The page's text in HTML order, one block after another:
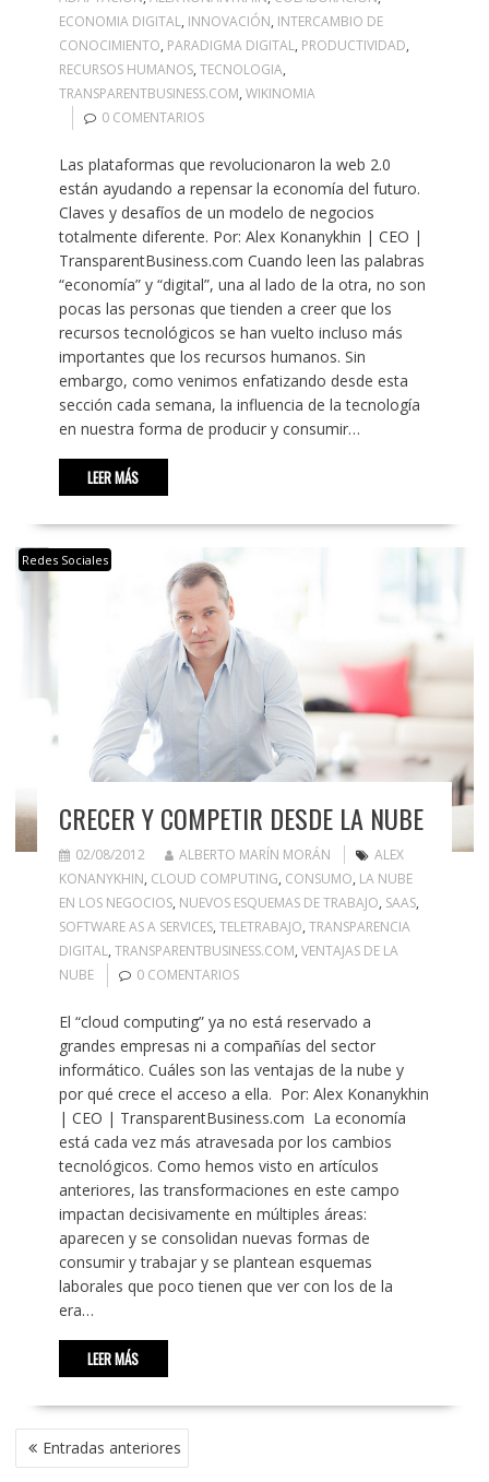
ECONOMIA DIGITAL, INNOVACIÓN, INTERCAMBIO DE
CONOCIMIENTO, PARADIGMA DIGITAL, PRODUCTIVIDAD,
RECURSOS HUMANOS, TECNOLOGIA,
TRANSPARENTBUSINESS.COM, WIKINOMIA
0 COMENTARIOS
Las plataformas que revolucionaron la web 2.0
están ayudando a repensar la economía del futuro.
Claves y desafíos de un modelo de negocios
totalmente diferente. Por: Alex Konanykhin | CEO |
TransparentBusiness.com Cuando leen las palabras
“economía” y “digital”, una al lado de la otra, no son
pocas las personas que tienden a creer que los
recursos tecnológicos se han vuelto incluso más
importantes que los recursos humanos. Sin
embargo, como venimos enfatizando desde esta
sección cada semana, la influencia de la tecnología
en nuestra forma de producir y consumir…
LEER MÁS
Redes Sociales
CRECER Y COMPETIR DESDE LA NUBE
02/08/2012 ALBERTO MARÍN MORÁN
ALEX
KONANYKHIN, CLOUD COMPUTING, CONSUMO, LA NUBE
EN LOS NEGOCIOS, NUEVOS ESQUEMAS DE TRABAJO, SAAS,
SOFTWARE AS A SERVICES, TELETRABAJO, TRANSPARENCIA
DIGITAL, TRANSPARENTBUSINESS.COM, VENTAJAS DE LA
NUBE
0 COMENTARIOS
El “cloud computing” ya no está reservado a
grandes empresas ni a compañías del sector
informático. Cuáles son las ventajas de la nube y
por qué crece el acceso a ella. Por: Alex Konanykhin
| CEO | TransparentBusiness.com La economía
está cada vez más atravesada por los cambios
tecnológicos. Como hemos visto en artículos
anteriores, las transformaciones en este campo
impactan decisivamente en múltiples áreas:
aparecen y se consolidan nuevas formas de
consumir y trabajar y se plantean esquemas
laborales que poco tienen que ver con los de la
era…
LEER MÁS
NAVEGACIÓN
DE Entradas anteriores